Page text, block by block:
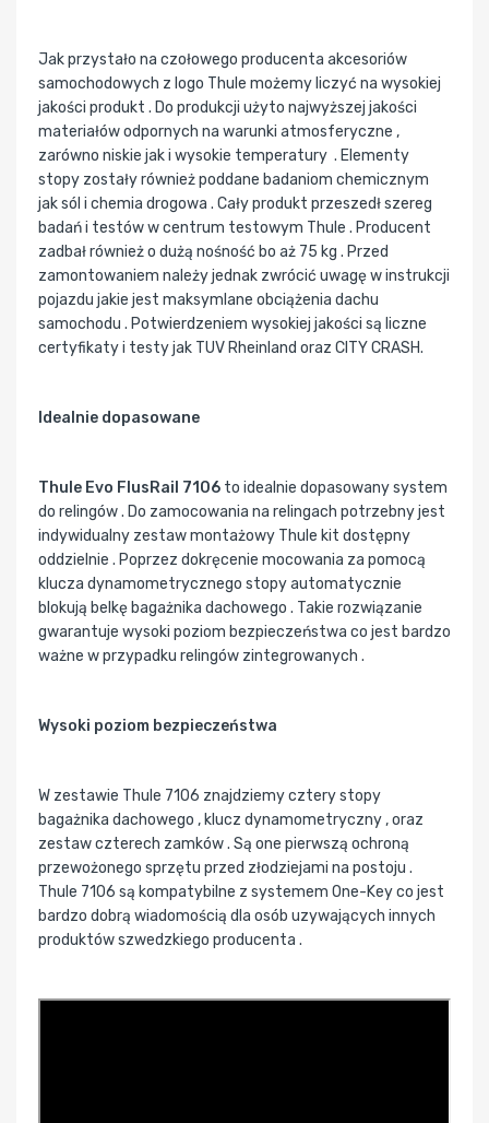
Jak przystało na czołowego producenta akcesoriów
samochodowych z logo Thule możemy liczyć na wysokiej
jakości produkt . Do produkcji użyto najwyższej jakości
materiałów odpornych na warunki atmosferyczne ,
zarówno niskie jak i wysokie temperatury . Elementy
stopy zostały również poddane badaniom chemicznym
jak sól i chemia drogowa . Cały produkt przeszedł szereg
badań i testów w centrum testowym Thule . Producent
zadbał również o dużą nośność bo aż 75 kg . Przed
zamontowaniem należy jednak zwrócić uwagę w instrukcji
pojazdu jakie jest maksymlane obciążenia dachu
samochodu . Potwierdzeniem wysokiej jakości są liczne
certyfikaty i testy jak TUV Rheinland oraz CITY CRASH.
Idealnie dopasowane
Thule Evo FlusRail 7106 to idealnie dopasowany system
do relingów . Do zamocowania na relingach potrzebny jest
indywidualny zestaw montażowy Thule kit dostępny
oddzielnie . Poprzez dokręcenie mocowania za pomocą
klucza dynamometrycznego stopy automatycznie
blokują belkę bagażnika dachowego . Takie rozwiązanie
gwarantuje wysoki poziom bezpieczeństwa co jest bardzo
ważne w przypadku relingów zintegrowanych .
Wysoki poziom bezpieczeństwa
W zestawie Thule 7106 znajdziemy cztery stopy
bagażnika dachowego , klucz dynamometryczny , oraz
zestaw czterech zamków . Są one pierwszą ochroną
przewożonego sprzętu przed złodziejami na postoju .
Thule 7106 są kompatybilne z systemem One-Key co jest
bardzo dobrą wiadomością dla osób uzywających innych
produktów szwedzkiego producenta .